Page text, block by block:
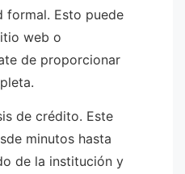
formal. Esto puede
web o
de proporcionar
de crédito. Este
minutos hasta
de la institución y